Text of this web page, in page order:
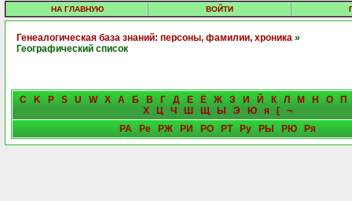
НА ГЛАВНУЮ ВОЙТИ
Генеалогическая база знаний: персоны, фамилии, хроника »
Географический список
C K P S U W X А Б В Г Д Е Ё Ж З И Й К Л М Н О
П
Х
Ц Ч Ш Щ Ы Э Ю я [
¬
РА
Ре РЖ РИ РО РТ Ру РЫ РЮ Ря